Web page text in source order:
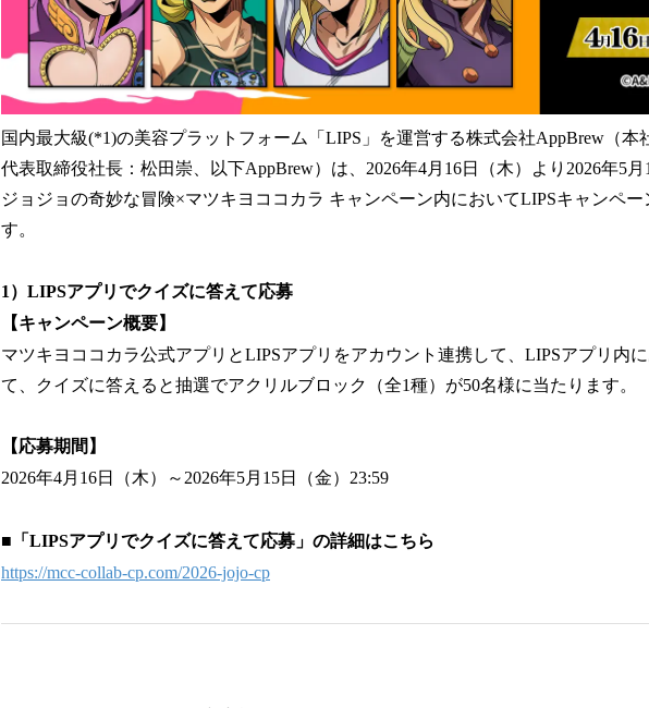
国内最大級(*1)の美容プラットフォーム「LIPS」を運営する株式会社AppBrew（本
代表取締役社長：松田崇、以下AppBrew）は、2026年4月16日（木）より2026年5月
ジョジョの奇妙な冒険×マツキヨココカラ キャンペーン内においてLIPSキャンペー
す。
1）LIPSアプリでクイズに答えて応募
【キャンペーン概要】
マツキヨココカラ公式アプリとLIPSアプリをアカウント連携して、LIPSアプリ内
て、クイズに答えると抽選でアクリルブロック（全1種）が50名様に当たります。
【応募期間】
2026年4月16日（木）～2026年5月15日（金）23:59
■「LIPSアプリでクイズに答えて応募」の詳細はこちら
https://mcc-collab-cp.com/2026-jojo-cp